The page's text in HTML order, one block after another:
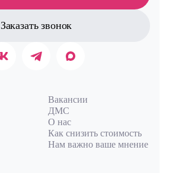
Заказать звонок
Вакансии
ДМС
О нас
Как снизить стоимость
Нам важно ваше мнение